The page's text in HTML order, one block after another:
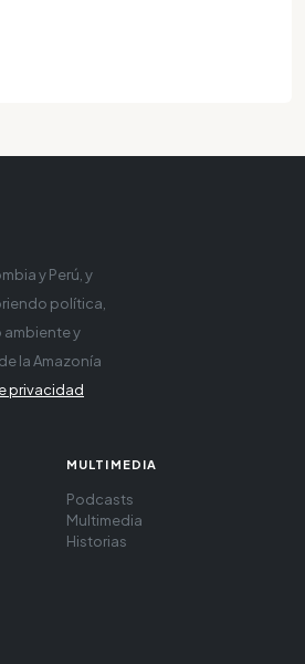
y Perú, y
política,
ambiente y
la Amazonía
privacidad
MULTIMEDIA
Podcasts
Multimedia
Historias